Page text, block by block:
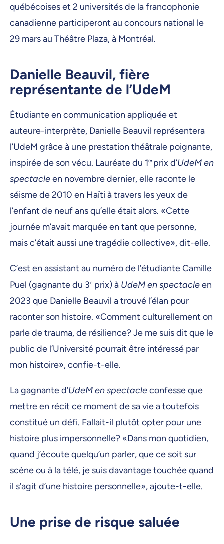
québécoises et 2 universités de la francophonie
canadienne participeront au concours national le
29 mars au Théâtre Plaza, à Montréal.
Danielle Beauvil, fière
représentante de l’UdeM
Étudiante en communication appliquée et
auteure-interprète, Danielle Beauvil représentera
l’UdeM grâce à une prestation théâtrale poignante,
inspirée de son vécu. Lauréate du 1erprix d’UdeM en
spectacleen novembre dernier, elle raconte le
séisme de 2010 en Haïti à travers les yeux de
l’enfant de neuf ans qu’elle était alors. «Cette
journée m’avait marquée en tant que personne,
mais c’était aussi une tragédie collective», dit-elle.
C’est en assistant au numéro de l’étudiante Camille
Puel (gagnante du 3e prix) à UdeM en spectacleen
2023 que Danielle Beauvil a trouvé l’élan pour
raconter son histoire. «Comment culturellement on
parle de trauma, de résilience? Je me suis dit que le
public de l’Université pourrait être intéressé par
mon histoire», confie-t-elle.
La gagnante d’UdeM en spectacleconfesse que
mettre en récit ce moment de sa vie a toutefois
constitué un défi. Fallait-il plutôt opter pour une
histoire plus impersonnelle? «Dans mon quotidien,
quand j’écoute quelqu’un parler, que ce soit sur
scène ou à la télé, je suis davantage touchée quand
il s’agit d’une histoire personnelle», ajoute-t-elle.
Une prise de risque saluée